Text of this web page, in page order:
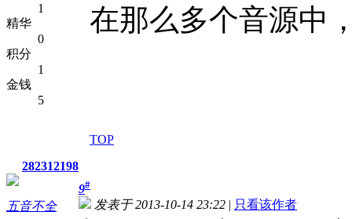
1
精华
0
积分
1
金钱
5
在那么多个音源中
TOP
282312198
五音不全
9#
发表于 2013-10-14 23:22 | 只看该作者